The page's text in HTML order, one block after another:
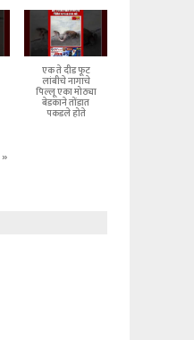
एक ते दीड फूट
लांबीचे नागाचे
पिल्लू एका मोठ्या
बेडकाने तोंडात
पकडले होते
»